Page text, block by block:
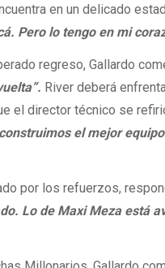
en un delicado
Pero lo tengo en mi
regreso, Gallardo
River deberá
el director técnico se
el mejor
por los refuerzos,
Lo de Maxi Meza está